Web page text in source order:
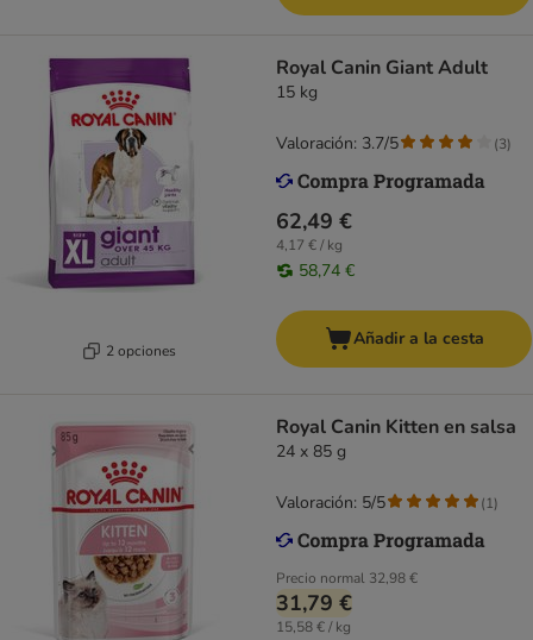
2 opciones
Royal Canin Giant Adult
15 kg
62,49 €
4,17 € / kg
58,74 €
Valoración: 3.7/5 (3)
Añadir a la cesta
Royal Canin Kitten en salsa
24 x 85 g
Precio normal 32,98 €
31,79 €
15,58 € / kg
Valoración: 5/5 (1)